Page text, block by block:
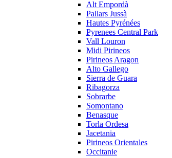
Alt Empordà
Pallars Jussà
Hautes Pyrénées
Pyrenees Central Park
Vall Louron
Midi Pirineos
Pirineos Aragon
Alto Gallego
Sierra de Guara
Ribagorza
Sobrarbe
Somontano
Benasque
Torla Ordesa
Jacetania
Pirineos Orientales
Occitanie